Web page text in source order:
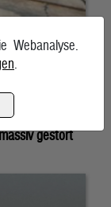
gestört
Webanalyse.